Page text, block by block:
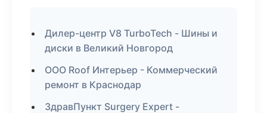
Дилер-центр V8 TurboTech - Шины и
диски в Великий Новгород
ООО Roof Интерьер - Коммерческий
ремонт в Краснодар
ЗдравПункт Surgery Expert -